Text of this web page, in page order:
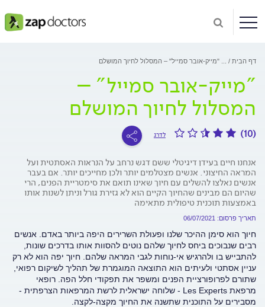
דף הבית "מייק-אובר סמייל" – המסלול לחיוך המושלם
"מייק-אובר סמייל" –
המסלול לחיוך המושלם
(10) לדרג
אנחנו חיים בעידן דיגיטלי ששם דגש נרחב על הנראות האסתטית ועל
המראה החיצוני. אנשים מצטלמים יותר ולכן מחייכים יותר. אם בעבר
אנשים נאלצו להשלים עם חיוך שאינו תואם את סימטריית הפנים, הרי
שהיום הם מבינים שהחיוך הקיים הוא לא גזירת גורל וניתן לשנות אותו
באמצעות תוכנית טיפולית מתאימה
תאריך פרסום: 06/07/2021
חיוך הוא סימן ההיכר שלנו ופעולת השרירים היפה ביותר באדם. אנשים
רבים שנבוכים ביחס לחיוך שלהם נוטים להסוות אותו בדרכים שונות,
להתבייש בו ולהרגיש אי-נוחות לגבי המראה שלהם. חיוך יפה הוא לא רק
עניין אסתטי ולעיתים הוא התוצאה המוגמרת של תהליך לשיקום רפואי,
שתורם לפרופורציית הפנים ומשפר את תפקודי חלל הפה. רופאי
מרפאת Les Experts - שלוחה ישראלית לרשת המרפאות הצרפתית -
מסבירים על התוכנית שתשנה את החיוך מקצה-לקצה.